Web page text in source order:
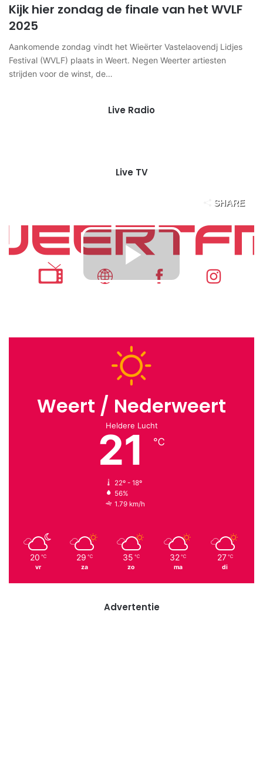
Kijk hier zondag de finale van het WVLF
2025
Aankomende zondag vindt het Wieërter Vastelaovendj Lidjes
Festival (WVLF) plaats in Weert. Negen Weerter artiesten
strijden voor de winst, de…
Live Radio
Live TV
Weert / Nederweert
Heldere Lucht
21 ℃
22º - 18º
56%
1.79 km/h
20 ℃
vr
29 ℃
za
35 ℃
zo
32 ℃
ma
27 ℃
di
Advertentie